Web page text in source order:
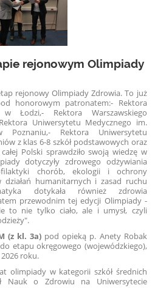
rejonowym Olimpiady
rejonowy Olimpiady Zdrowia. To już
honorowym patronatem:- Rektora
w Łodzi,- Rektora Warszawskiego
Uniwersytetu Medycznego im.
Poznaniu,- Rektora Uniwersytetu
z klas 6-8 szkół podstawowych oraz
Polski sprawdziło swoją wiedzę w
dotyczyły zdrowego odżywiania
chorób, ekologii i ochrony
humanitarnych i zasad ruchu
dotykała również zdrowia
przewodnim tej edycji Olimpiady -
to nie tylko ciało, ale i umysł, czyli
(z kl. 3a) pod opieką p. Anety Robak
do etapu okręgowego (wojewódzkiego),
roku.
olimpiady w kategorii szkół średnich
Nauk o Zdrowiu na Uniwersytecie